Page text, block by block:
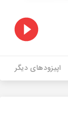
اپیزودهای دیگر